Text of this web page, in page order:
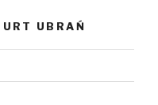
UBRAŃ